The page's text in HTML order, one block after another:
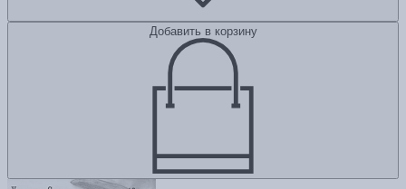
Добавить в корзину